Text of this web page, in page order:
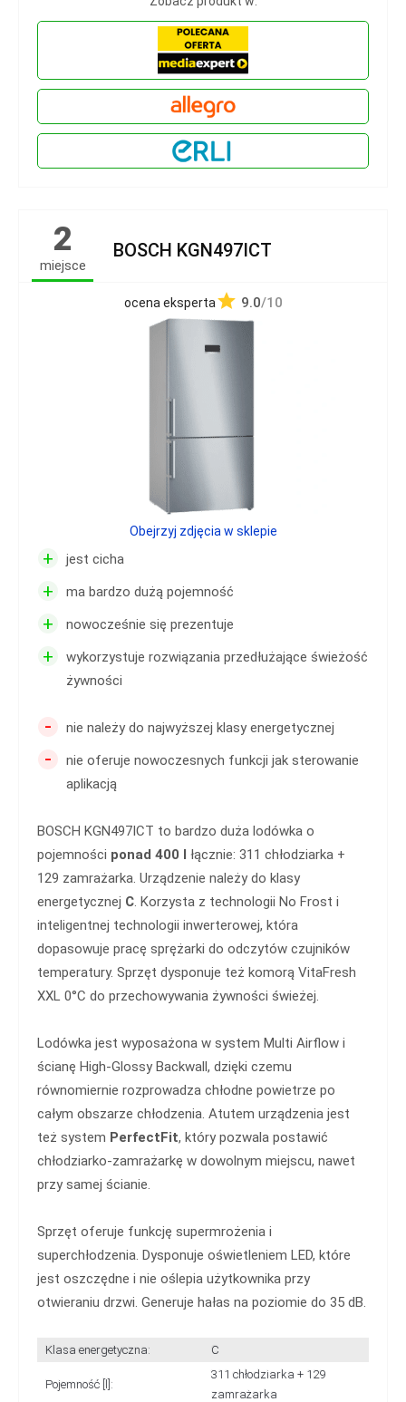
2
miejsce
BOSCH KGN497ICT
ocena eksperta 9.0/10
+ jest cicha
+ ma bardzo dużą pojemność
+ nowocześnie się prezentuje
+
wykorzystuje rozwiązania przedłużające świeżość
żywności
- nie należy do najwyższej klasy energetycznej
-
nie oferuje nowoczesnych funkcji jak sterowanie
aplikacją
BOSCH KGN497ICT to bardzo duża lodówka o
pojemności ponad 400 l łącznie: 311 chłodziarka +
129 zamrażarka. Urządzenie należy do klasy
energetycznej C. Korzysta z technologii No Frost i
inteligentnej technologii inwerterowej, która
dopasowuje pracę sprężarki do odczytów czujników
temperatury. Sprzęt dysponuje też komorą VitaFresh
XXL 0°C do przechowywania żywności świeżej.
Lodówka jest wyposażona w system Multi Airflow i
ścianę High-Glossy Backwall, dzięki czemu
równomiernie rozprowadza chłodne powietrze po
całym obszarze chłodzenia. Atutem urządzenia jest
też system PerfectFit, który pozwala postawić
chłodziarko-zamrażarkę w dowolnym miejscu, nawet
przy samej ścianie.
Sprzęt oferuje funkcję supermrożenia i
superchłodzenia. Dysponuje oświetleniem LED, które
jest oszczędne i nie oślepia użytkownika przy
otwieraniu drzwi. Generuje hałas na poziomie do 35 dB.
Klasa energetyczna: C
Pojemność [l]:
311 chłodziarka + 129
zamrażarka
Obejrzyj zdjęcia w sklepie